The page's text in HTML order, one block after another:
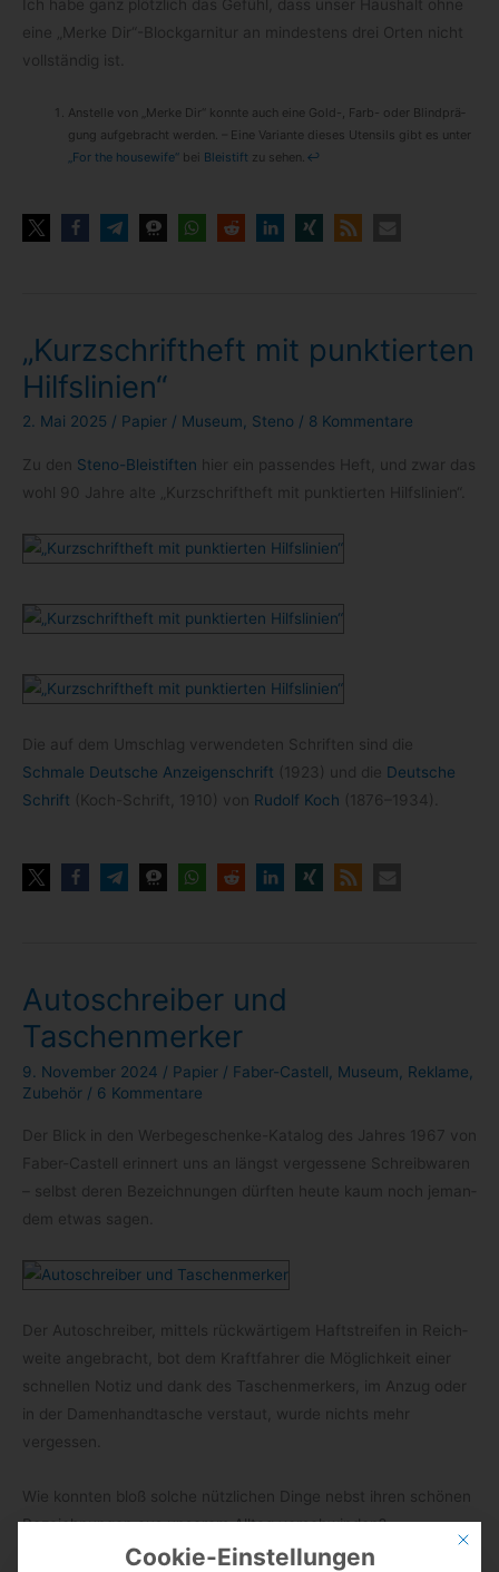
Ich habe ganz plötz­lich das Gefühl, dass unser Haus­halt ohne
eine „Merke Dir“-Blockgarnitur an min­des­tens drei Orten nicht
voll­stän­dig ist.
Anstelle von „Merke Dir“ konnte auch eine Gold-, Farb- oder Blind­prä­
gung auf­ge­bracht wer­den. – Eine Vari­ante die­ses Uten­sils gibt es unter
„For the house­wife“ bei Blei­stift zu sehen. ↩
„Kurzschriftheft mit punktierten
Hilfslinien“
2. Mai 2025 / Papier / Museum, Steno / 8 Kommentare
Zu den Steno-​Bleistiften hier ein pas­sen­des Heft, und zwar das
wohl 90 Jahre alte „Kurz­schrift­heft mit punk­tier­ten Hilfslinien“.
Die auf dem Umschlag ver­wen­de­ten Schrif­ten sind die
Schmale Deut­sche Anzei­gen­schrift (1923) und die Deut­sche
Schrift (Koch-​Schrift, 1910) von Rudolf Koch (1876–1934).
Autoschreiber und
Taschenmerker
9. November 2024 / Papier / Faber-Castell Museum Reklame
Zubehör / 6 Kommentare
Der Blick in den Werbegeschenke-​Katalog des Jah­res 1967 von
Faber-​Castell erin­nert uns an längst ver­ges­sene Schreib­wa­ren
– selbst deren Bezeich­nun­gen dürf­ten heute kaum noch jeman­
dem etwas sagen.
Der Auto­schrei­ber, mit­tels rück­wär­ti­gem Haft­strei­fen in Reich­
weite ange­bracht, bot dem Kraft­fah­rer die Mög­lich­keit einer
schnel­len Notiz und dank des Taschen­mer­kers, im Anzug oder
in der Damen­hand­ta­sche ver­staut, wurde nichts mehr
vergessen.
Wie konn­ten bloß sol­che nütz­li­chen Dinge nebst ihren schö­nen
Bezeich­nun­gen aus unse­rem All­tag verschwinden?
Mit
Cookie-Einstellungen